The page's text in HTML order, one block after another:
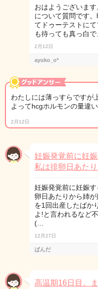
おはようございま
について質問です
てドゥーテストに
も待っても真っ白
2月12日
ayuko_o*
わたしには薄っすらですが
よってhcgホルモンの量違
2月12日
妊娠発覚前に妊
私は排卵日あた
妊娠発覚前に妊娠
卵日あたりから姉
を1回出産したばか
よ!と言われるなど
(…
12月27日
ぱんだ
高温期16日目。